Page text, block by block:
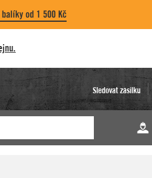
od 1 500 Kč
Sledovat zásilku